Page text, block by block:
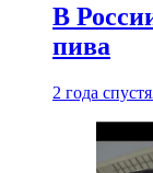
В
пива
2 года спустя